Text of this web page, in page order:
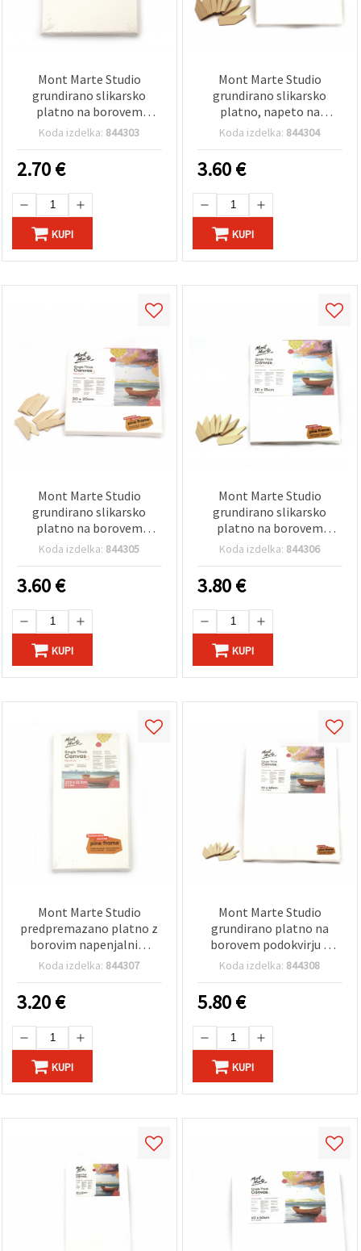
Mont Marte Studio
grundirano slikarsko
platno na borovem
podokvirju S.T. 13x18 cm
Koda izdelka: 844303
2.70€
KUPI
Mont Marte Studio
grundirano slikarsko
platno, napeto na
borovem podokvirju (S.T.),
priloženi, 18 x 24 cm
Koda izdelka: 844304
3.60€
KUPI
Mont Marte Studio
grundirano slikarsko
platno na borovem
podokvirju S.T. 20 x 20 cm
Koda izdelka: 844305
3.60€
KUPI
Mont Marte Studio
grundirano slikarsko
platno na borovem
podokvirju S.T. 20 x 25 cm
Koda izdelka: 844306
3.80€
KUPI
Mont Marte Studio
predpremazano platno z
borovim napenjalnim
okvirjem in klinčki S.T. 22,9
Koda izdelka: 844307
3.20€
KUPI
Mont Marte Studio
grundirano platno na
borovem podokvirju z
napenjalnimi klini, S.T.,
Koda izdelka: 844308
5.80€
KUPI